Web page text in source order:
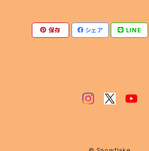
保存 シェア LINE